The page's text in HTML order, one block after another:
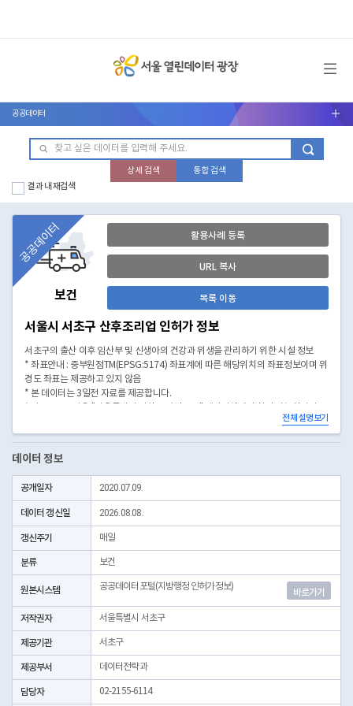
메뉴 열기
공공데이터 서브메뉴 열기
상세 검색
통합 검색
결과 내 재검색
보건
공공데이터 활용사례 등록
URL 복사
목록 이동
서울시 서초구 산후조리업 인허가 정보
서초구의 출산 이후 임산부 및 신생아의 건강과 위생을 관리하기 위한 시설 정보
* 좌표안내 : 중부원점TM(EPSG:5174) 좌표계에 따른 해당위치의 좌표정보이며 위
경도 좌표는 제공하고 있지 않음
* 본 데이터는 3일전 자료를 제공합니다.
(https://data.seoul.go.kr/dataList/OA-22872/S/1/datasetView.do)전체 설명보기
데이터 정보
공개일자 2020.07.09.
데이터 갱신일 2026.08.08.
갱신주기 매일
분류 보건
원본시스템 공공데이터포털(지방행정 인허가정보)
바로가기
저작권자 서울특별시 서초구
제공기관 서초구
제공부서 데이터전략과
담당자 02-2155-6114